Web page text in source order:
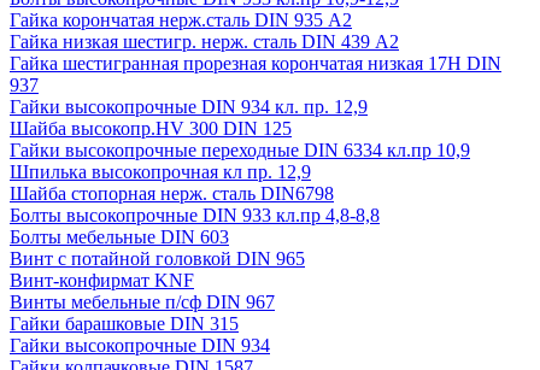
Гайка корончатая нерж.сталь DIN 935 А2
Гайка низкая шестигр. нерж. сталь DIN 439 А2
Гайка шестигранная прорезная корончатая низкая 17H DIN
937
Гайки высокопрочные DIN 934 кл. пр. 12,9
Шайба высокопр.HV 300 DIN 125
Гайки высокопрочные переходные DIN 6334 кл.пр 10,9
Шпилька высокопрочная кл пр. 12,9
Шайба стопорная нерж. сталь DIN6798
Болты высокопрочные DIN 933 кл.пр 4,8-8,8
Болты мебельные DIN 603
Винт с потайной головкой DIN 965
Винт-конфирмат KNF
Винты мебельные п/сф DIN 967
Гайки барашковые DIN 315
Гайки высокопрочные DIN 934